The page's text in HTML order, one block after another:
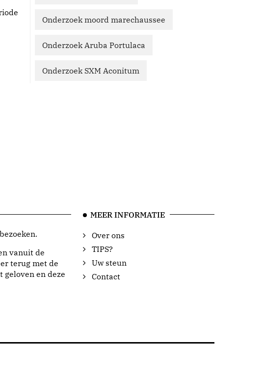
Onderzoek moord marechaussee
Onderzoek Aruba Portulaca
Onderzoek SXM Aconitum
vanuit de
terug met de
en deze
MEER INFORMATIE
Over ons
TIPS?
Uw steun
Contact